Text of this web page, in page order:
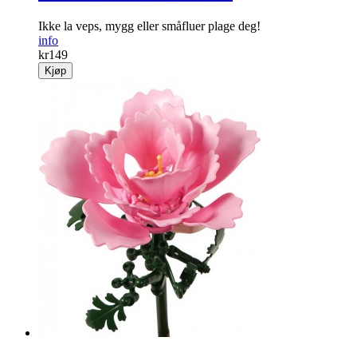
Insektsfeller solar 2 stk.
Ikke la veps, mygg eller småfluer plage deg!